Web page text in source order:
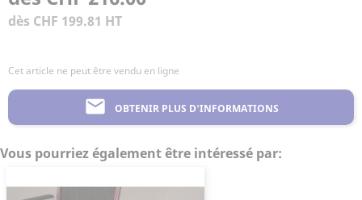
dès CHF 199.81 HT
Cet article ne peut être vendu en ligne
mail OBTENIR PLUS D'INFORMATIONS
Vous pourriez également être intéressé par: